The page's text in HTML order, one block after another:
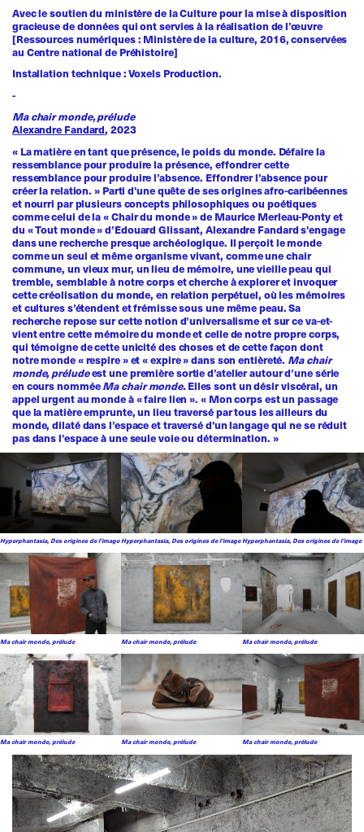
Avec le soutien du ministère de la Culture pour la mise à disposition
gracieuse de données qui ont servies à la réalisation de l’œuvre
[Ressources numériques : Ministère de la culture, 2016, conservées
au Centre national de Préhistoire]
Installation technique : Voxels Production.
-
Ma chair monde, prélude
Alexandre Fandard, 2023
« La matière en tant que présence, le poids du monde. Défaire la
ressemblance pour produire la présence, effondrer cette
ressemblance pour produire l’absence. Effondrer l’absence pour
créer la relation. » Parti d'une quête de ses origines afro-caribéennes
et nourri par plusieurs concepts philosophiques ou poétiques
comme celui de la « Chair du monde » de Maurice Merleau-Ponty et
du « Tout monde » d’Edouard Glissant, Alexandre Fandard s'engage
dans une recherche presque archéologique. Il perçoit le monde
comme un seul et même organisme vivant, comme une chair
commune, un vieux mur, un lieu de mémoire, une vieille peau qui
tremble, semblable à notre corps et cherche à explorer et invoquer
cette créolisation du monde, en relation perpétuel, où les mémoires
et cultures s’étendent et frémisse sous une même peau. Sa
recherche repose sur cette notion d’universalisme et sur ce va-et-
vient entre cette mémoire du monde et celle de notre propre corps,
qui témoigne de cette unicité des choses et de cette façon dont
notre monde « respire » et « expire » dans son entièreté. Ma chair
monde, préludeest une première sortie d’atelier autour d’une série
en cours nomméeMa chair monde.Elles sont un désir viscéral, un
appel urgent au monde à « faire lien ». « Mon corps est un passage
que la matière emprunte, un lieu traversé par tous les ailleurs du
monde, dilaté dans l’espace et traversé d'un langage qui ne se réduit
pas dans l'espace à une seule voie ou détermination. »
Hyperphantasia, Des origines de l’image Hyperphantasia, Des origines de l’image Hyperphantasia, Des origines de l’image
Ma chair monde, prélude Ma chair monde, prélude Ma chair monde, prélude
Ma chair monde, prélude Ma chair monde, prélude Ma chair monde, prélude